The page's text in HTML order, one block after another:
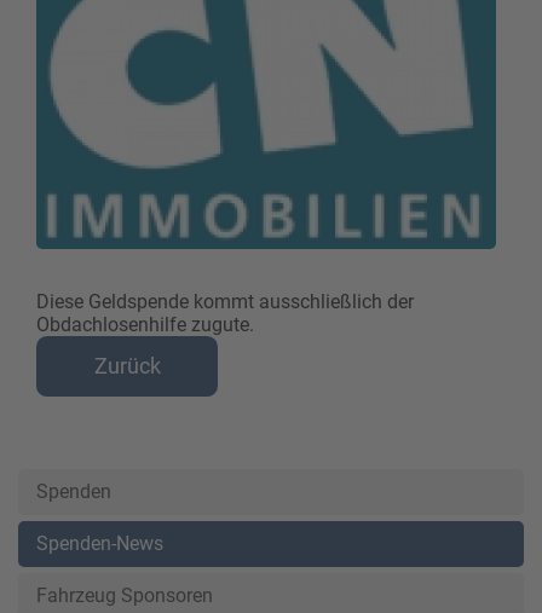
Diese Geldspende kommt ausschließlich der
Obdachlosenhilfe zugute.
Zurück
Spenden
Spenden-News
Fahrzeug Sponsoren